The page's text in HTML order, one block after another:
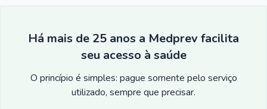
Há mais de 25 anos a Medprev facilita
seu acesso à saúde
O princípio é simples: pague somente pelo serviço
utilizado, sempre que precisar.